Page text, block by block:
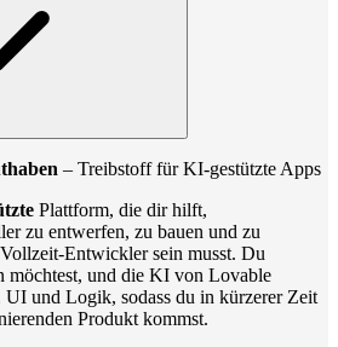
– Treibstoff für KI-gestützte Apps
Plattform, die dir hilft,
zu entwerfen, zu bauen und zu
Entwickler sein musst. Du
möchtest, und die KI von Lovable
UI und Logik, sodass du in kürzerer Zeit
Produkt kommst.